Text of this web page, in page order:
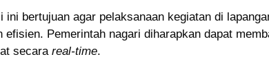
ini bertujuan agar pelaksanaan kegiatan di
efisien. Pemerintah nagari diharapkan dapat
secara real-time.